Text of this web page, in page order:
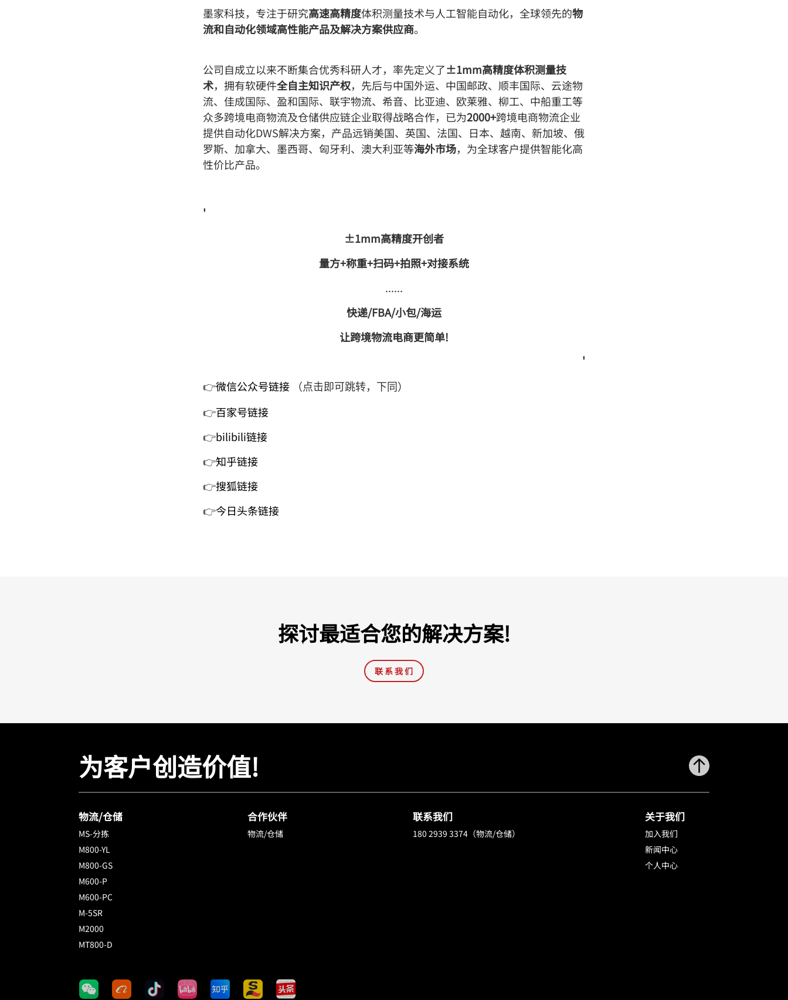
墨家科技，专注于研究高速高精度体积测量技术与人工智能自动化，全球领先的物
流和自动化领域高性能产品及解决方案供应商。
公司自成立以来不断集合优秀科研人才，率先定义了±1mm高精度体积测量技
术，拥有软硬件全自主知识产权，先后与中国外运、中国邮政、顺丰国际、云途物
流、佳成国际、盈和国际、联宇物流、希音、比亚迪、欧莱雅、柳工、中船重工等
众多跨境电商物流及仓储供应链企业取得战略合作，已为2000+跨境电商物流企业
提供自动化DWS解决方案，产品远销美国、英国、法国、日本、越南、新加坡、俄
罗斯、加拿大、墨西哥、匈牙利、澳大利亚等海外市场，为全球客户提供智能化高
性价比产品。
'
±1mm高精度开创者
量方+称重+扫码+拍照+对接系统
......
快递/FBA/小包/海运
让跨境物流电商更简单!
'
👉微信公众号链接 （点击即可跳转，下同）
👉百家号链接
👉bilibili链接
👉知乎链接
👉搜狐链接
👉今日头条链接
探讨最适合您的解决方案!
联 系 我 们
为客户创造价值!
物流/仓储
MS-分拣
M800-YL
M800-GS
M600-P
M600-PC
M-5SR
M2000
MT800-D
合作伙伴
物流/仓储
联系我们
180 2939 3374（物流/仓储）
关于我们
加入我们
新闻中心
个人中心